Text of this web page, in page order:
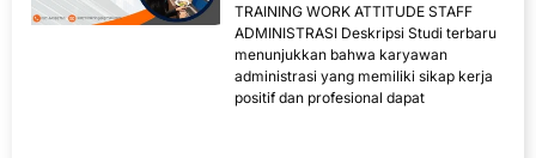
TRAINING WORK ATTITUDE STAFF
ADMINISTRASI Deskripsi Studi terbaru
menunjukkan bahwa karyawan
administrasi yang memiliki sikap kerja
positif dan profesional dapat